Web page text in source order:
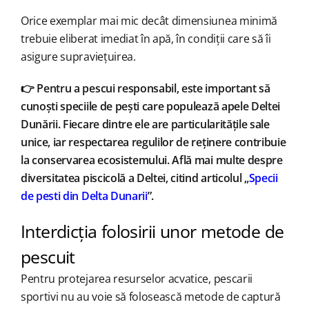
Orice exemplar mai mic decât dimensiunea minimă
trebuie eliberat imediat în apă, în condiții care să îi
asigure supraviețuirea.
👉 Pentru a pescui responsabil, este important să
cunoști speciile de pești care populează apele Deltei
Dunării. Fiecare dintre ele are particularitățile sale
unice, iar respectarea regulilor de reținere contribuie
la conservarea ecosistemului. Află mai multe despre
diversitatea piscicolă a Deltei, citind articolul „Specii
de pesti din Delta Dunarii”.
Interdicția folosirii unor metode de
pescuit
Pentru protejarea resurselor acvatice, pescarii
sportivi nu au voie să folosească metode de captură